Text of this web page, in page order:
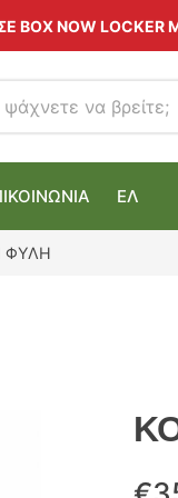
NOW LOCKER
ΕΛ
ΦΥΛΗ